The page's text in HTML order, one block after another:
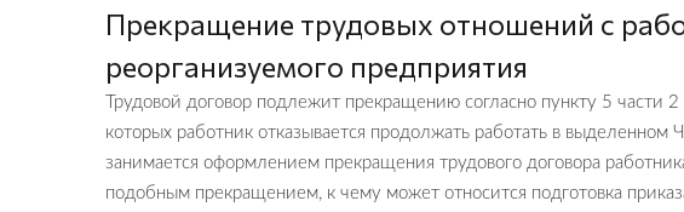
Прекращение трудовых отношений с
реорганизуемого предприятия
Трудовой договор подлежит прекращению согласно пункту 5 части
которых работник отказывается продолжать работать в
занимается оформлением прекращения трудового договора
подобным прекращением, к чему может относится подготовка